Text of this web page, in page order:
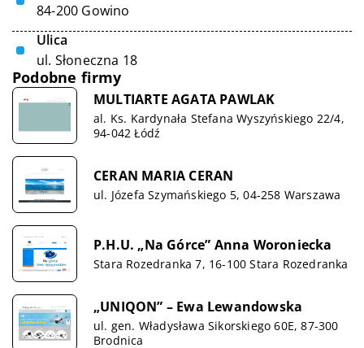
84-200 Gowino
Ulica
ul. Słoneczna 18
Podobne firmy
MULTIARTE AGATA PAWLAK
al. Ks. Kardynała Stefana Wyszyńskiego 22/4,
94-042 Łódź
CERAN MARIA CERAN
ul. Józefa Szymańskiego 5, 04-258 Warszawa
P.H.U. „Na Górce” Anna Woroniecka
Stara Rozedranka 7, 16-100 Stara Rozedranka
„UNIQON” – Ewa Lewandowska
ul. gen. Władysława Sikorskiego 60E, 87-300
Brodnica